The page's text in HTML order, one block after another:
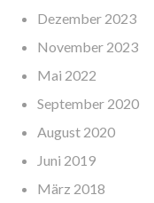
Dezember 2023
November 2023
Mai 2022
September 2020
August 2020
Juni 2019
März 2018